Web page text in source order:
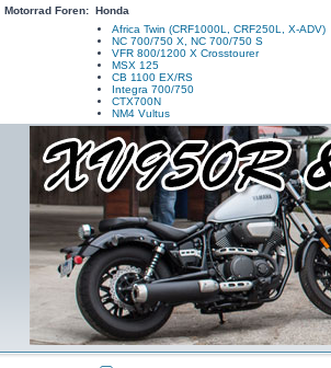
Motorrad Foren: Honda
Africa Twin (CRF1000L, CRF250L, X-ADV)
NC 700/750 X, NC 700/750 S
VFR 800/1200 X Crosstourer
MSX 125
CB 1100 EX/RS
Integra 700/750
CTX700N
NM4 Vultus